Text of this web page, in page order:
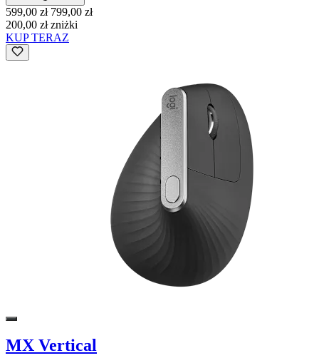
599,00 zł 799,00 zł
200,00 zł zniżki
KUP TERAZ
MX Vertical